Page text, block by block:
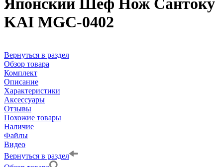
KAI MGC-0402
Вернуться в раздел
Обзор товара
Комплект
Описание
Характеристики
Аксессуары
Отзывы
Похожие товары
Наличие
Файлы
Видео
Вернуться в раздел